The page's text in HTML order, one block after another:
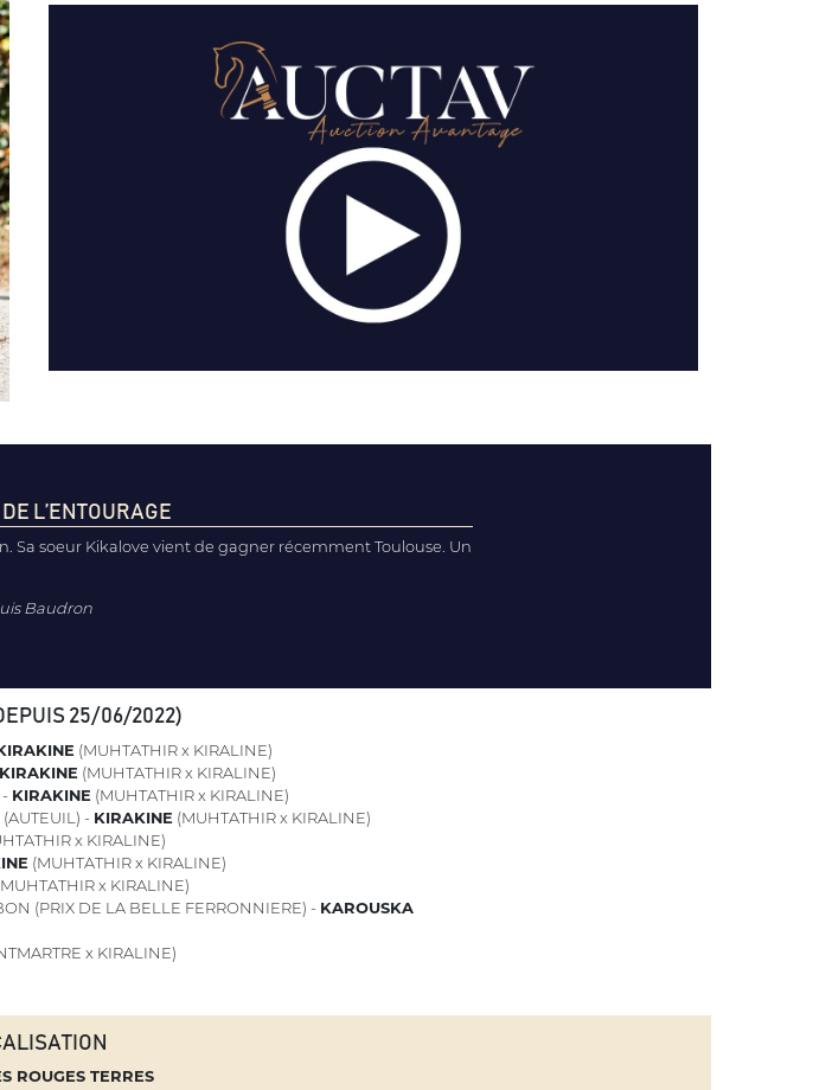
DE L’ENTOURAGE
Sa soeur Kikalove vient de gagner récemment Toulouse. Un
Baudron
25/06/2022)
(MUHTATHIR x KIRALINE)
KIRAKINE (MUHTATHIR x KIRALINE)
KIRAKINE (MUHTATHIR x KIRALINE)
- KIRAKINE (MUHTATHIR x KIRALINE)
x KIRALINE)
(MUHTATHIR x KIRALINE)
x KIRALINE)
(PRIX DE LA BELLE FERRONNIERE) - KAROUSKA
x KIRALINE)
ROUGES TERRES